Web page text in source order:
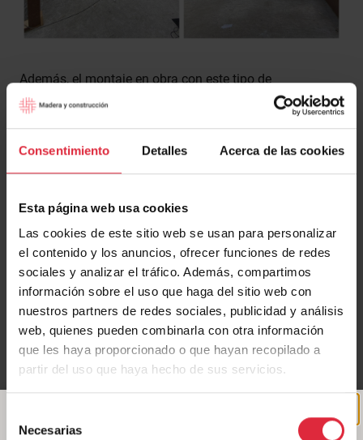
Consentimiento Detalles Acerca de las cookies
Esta página web usa cookies
Las cookies de este sitio web se usan para personalizar
el contenido y los anuncios, ofrecer funciones de redes
sociales y analizar el tráfico. Además, compartimos
información sobre el uso que haga del sitio web con
nuestros partners de redes sociales, publicidad y análisis
web, quienes pueden combinarla con otra información
que les haya proporcionado o que hayan recopilado a
partir del uso que haya hecho de sus servicios.
Necesarias
Además, el montaje en obra con este tipo de
construcción con alta carga de industrialización en taller
tiene como resultado
una construcción muy rápida. En
muros en tan solo 5h. Para completar el montaje de toda
cubiertas, petos y porches).